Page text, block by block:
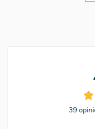
39